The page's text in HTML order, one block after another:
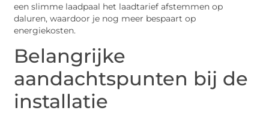
een slimme laadpaal het laadtarief afstemmen op
daluren, waardoor je nog meer bespaart op
energiekosten.
Belangrijke
aandachtspunten bij de
installatie